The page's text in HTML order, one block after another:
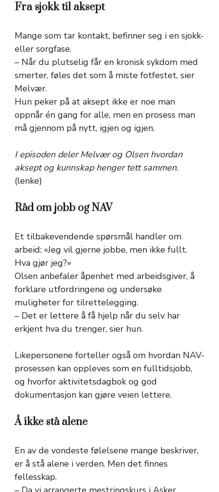
Fra sjokk til aksept
Mange som tar kontakt, befinner seg i en sjokk-
eller sorgfase.
– Når du plutselig får en kronisk sykdom med
smerter, føles det som å miste fotfestet, sier
Melvær.
Hun peker på at aksept ikke er noe man
oppnår én gang for alle, men en prosess man
må gjennom på nytt, igjen og igjen.
I episoden deler Melvær og Olsen hvordan
aksept og kunnskap henger tett sammen.
(lenke)
Råd om jobb og NAV
Et tilbakevendende spørsmål handler om
arbeid: «Jeg vil gjerne jobbe, men ikke fullt.
Hva gjør jeg?»
Olsen anbefaler åpenhet med arbeidsgiver, å
forklare utfordringene og undersøke
muligheter for tilrettelegging.
– Det er lettere å få hjelp når du selv har
erkjent hva du trenger, sier hun.
Likepersonene forteller også om hvordan NAV-
prosessen kan oppleves som en fulltidsjobb,
og hvorfor aktivitetsdagbok og god
dokumentasjon kan gjøre veien lettere.
Å ikke stå alene
En av de vondeste følelsene mange beskriver,
er å stå alene i verden. Men det finnes
fellesskap.